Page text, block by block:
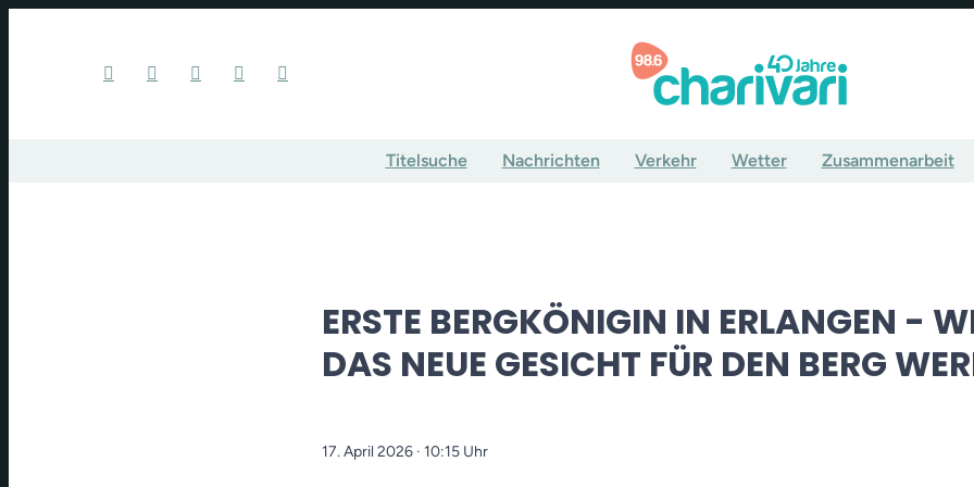
Titelsuche Nachrichten Verkehr Wetter Zusammenarbeit
ERSTE BERGKÖNIGIN IN ERLANGEN -
DAS NEUE GESICHT FÜR DEN BERG
17. April 2026 · 10:15 Uhr